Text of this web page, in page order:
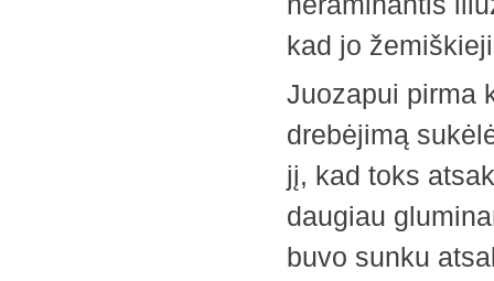
kad jo
Juozapui pirma
drebėjimą
jį, kad toks
daugiau
buvo sunku